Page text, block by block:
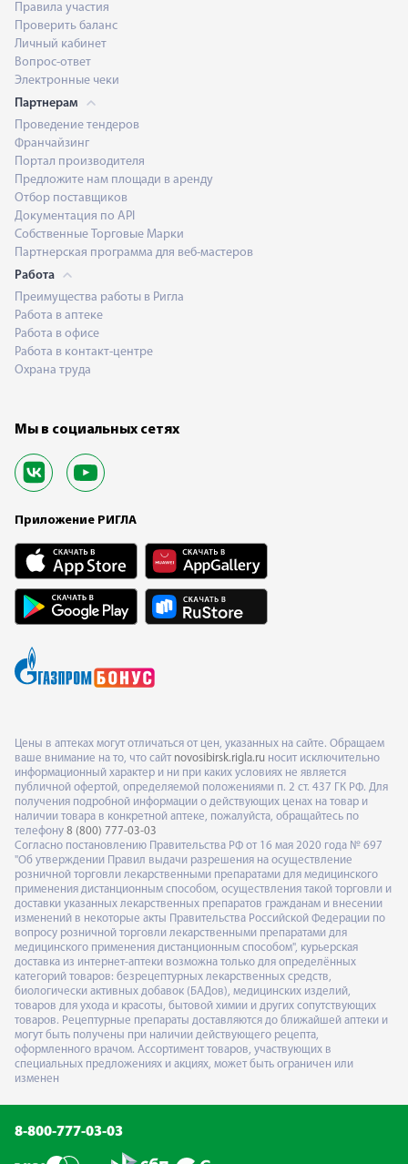
Правила участия
Проверить баланс
Личный кабинет
Вопрос-ответ
Электронные чеки
Партнерам
Проведение тендеров
Франчайзинг
Портал производителя
Предложите нам площади в аренду
Отбор поставщиков
Документация по API
Собственные Торговые Марки
Партнерская программа для веб-мастеров
Работа
Преимущества работы в Ригла
Работа в аптеке
Работа в офисе
Работа в контакт-центре
Охрана труда
Мы в социальных сетях
Приложение РИГЛА
Цены в аптеках могут отличаться от цен, указанных на сайте. Обращаем
ваше внимание на то, что сайт novosibirsk.rigla.ru носит исключительно
информационный характер и ни при каких условиях не является
публичной офертой, определяемой положениями п. 2 ст. 437 ГК РФ. Для
получения подробной информации о действующих ценах на товар и
наличии товара в конкретной аптеке, пожалуйста, обращайтесь по
телефону 8 (800) 777-03-03
Согласно постановлению Правительства РФ от 16 мая 2020 года № 697
"Об утверждении Правил выдачи разрешения на осуществление
розничной торговли лекарственными препаратами для медицинского
применения дистанционным способом, осуществления такой торговли и
доставки указанных лекарственных препаратов гражданам и внесении
изменений в некоторые акты Правительства Российской Федерации по
вопросу розничной торговли лекарственными препаратами для
медицинского применения дистанционным способом", курьерская
доставка из интернет-аптеки возможна только для определённых
категорий товаров: безрецептурных лекарственных средств,
биологически активных добавок (БАДов), медицинских изделий,
товаров для ухода и красоты, бытовой химии и других сопутствующих
товаров. Рецептурные препараты доставляются до ближайшей аптеки и
могут быть получены при наличии действующего рецепта,
оформленного врачом. Ассортимент товаров, участвующих в
специальных предложениях и акциях, может быть ограничен или
изменен
8-800-777-03-03